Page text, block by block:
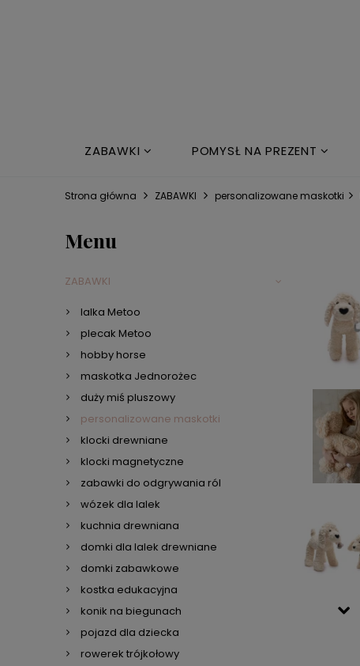
ZABAWKI POMYSŁ NA PREZENT
NOWOŚCI ŁÓŻKO DZIECIĘCE
Strona główna ZABAWKI personalizowane maskotki
Menu
ZABAWKI
lalka Metoo
plecak Metoo
hobby horse
maskotka Jednorożec
duży miś pluszowy
personalizowane maskotki
klocki drewniane
klocki magnetyczne
zabawki do odgrywania ról
wózek dla lalek
kuchnia drewniana
domki dla lalek drewniane
domki zabawkowe
kostka edukacyjna
konik na biegunach
pojazd dla dziecka
rowerek trójkołowy